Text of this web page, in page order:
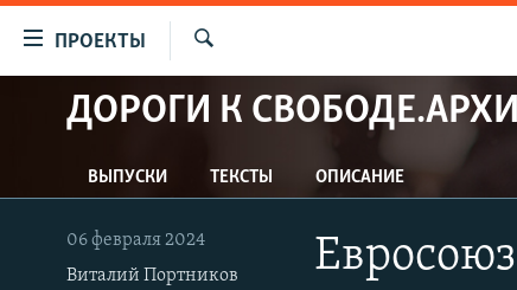
упрощенного
доступа
Вернуться
к
основному
содержанию
ПРОЕКТЫ
ПРОГРАММЫ
АВТОРСКИЕ ПРОЕКТЫ
ЦИТАТЫ СВОБОДЫ
МНЕНИЯ
ДОРОГИ К
ВЫПУСКИ ТЕКСТЫ ОПИСАНИЕ
06 февраля 2024
Виталий Портников